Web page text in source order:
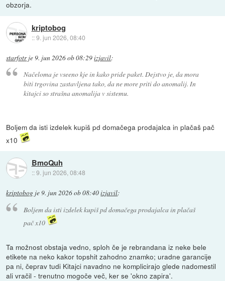
obzorja.
kriptobog
::9. jun 2026, 08:40
starfotrje 9. jun 2026 ob 08:29izjavil:
Načeloma je vseeno kje in kako pride paket. Dejstvo je, da mora
biti trgovina zastavljena tako, da ne more priti do anomalij. In
kitajci so strašna anomalija v sistemu.
Boljem da isti izdelek kupiš pd domačega prodajalca in plačaš pač
x10
BmoQuh
::9. jun 2026, 08:48
kriptobog je9. jun 2026 ob 08:40izjavil:
Boljem da isti izdelek kupiš pd domačega prodajalca in plačaš
pač x10
Ta možnost obstaja vedno, sploh če je rebrandana iz neke bele
etikete na neko kakor topshit zahodno znamko; uradne garancije
pa ni, čeprav tudi Kitajci navadno ne komplicirajo glede nadomestil
ali vračil - trenutno mogoče več, ker se 'okno zapira'.